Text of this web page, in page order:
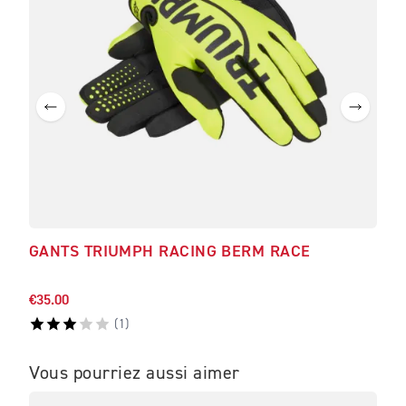
GANTS TRIUMPH RACING BERM RACE
€35.00
( 1 )
Vous pourriez aussi aimer